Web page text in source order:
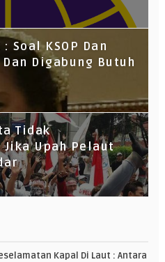
Soal KSOP Dan
Digabung Butuh
Tidak
Jika Upah Pelaut
Kapal Di Laut : Antara